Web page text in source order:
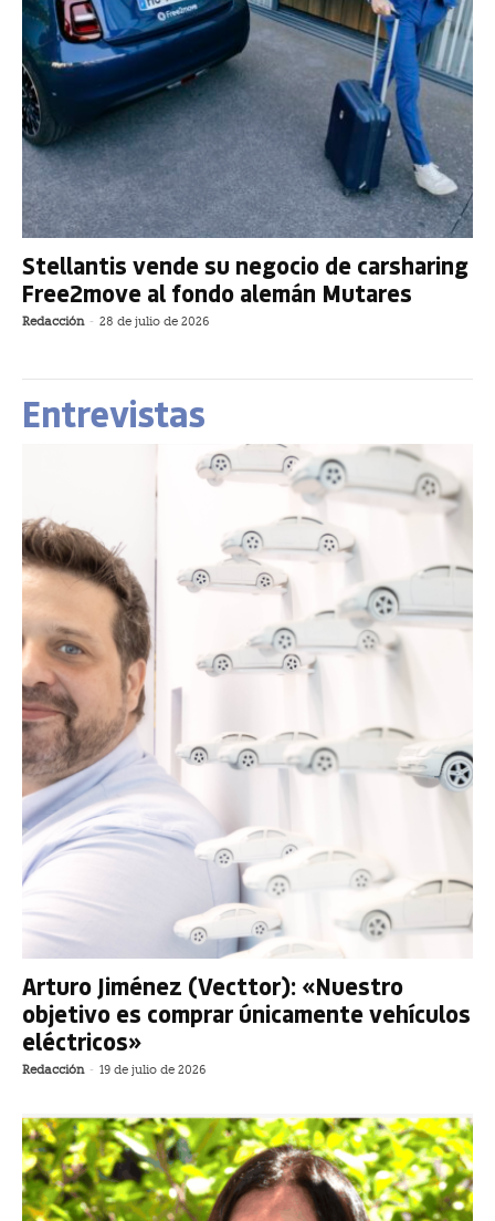
Stellantis vende su negocio de carsharing
Free2move al fondo alemán Mutares
Redacción - 28 de julio de 2026
Entrevistas
Arturo Jiménez (Vecttor): «Nuestro
objetivo es comprar únicamente vehículos
eléctricos»
Redacción - 19 de julio de 2026